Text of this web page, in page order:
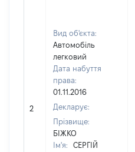
2
Вид об'єкта:
Автомобіль
легковий
Дата набуття
права:
01.11.2016
Декларує:
Прізвище:
БІЖКО
Ім'я:
СЕРГІЙ